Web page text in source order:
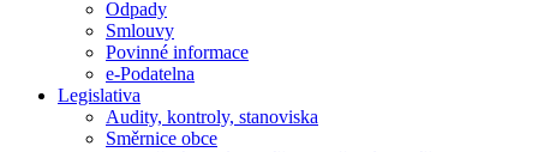
Odpady
Smlouvy
Povinné informace
e-Podatelna
Legislativa
Audity, kontroly, stanoviska
Směrnice obce